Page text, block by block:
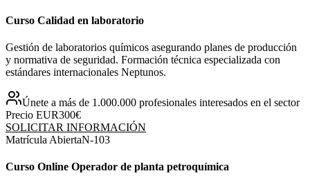
Curso Calidad en laboratorio
Gestión de laboratorios químicos asegurando planes de producción
y normativa de seguridad. Formación técnica especializada con
estándares internacionales Neptunos.
Únete a más de 1.000.000 profesionales interesados en el sector
Precio EUR300€
SOLICITAR INFORMACIÓN
Matrícula AbiertaN-103
Curso Online Operador de planta petroquímica